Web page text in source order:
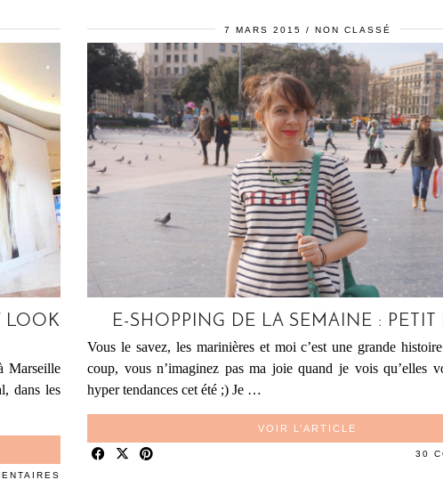
LOOK
Marseille
dans les
7 MARS 2015 NON CLASSÉ
E-SHOPPING DE LA SEMAINE : PETIT
Vous le savez, les marinières et moi c’est une grande
coup, vous n’imaginez pas ma joie quand je vois qu’elles
hyper tendances cet été ;) Je …
VOIR L’ARTICLE
30